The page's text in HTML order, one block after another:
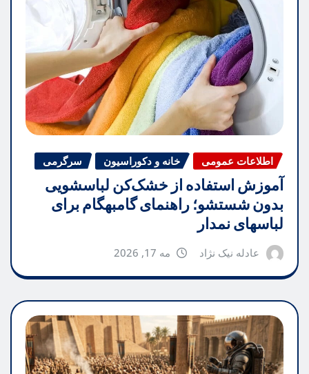
اطلاعات عمومی خانه و دکوراسیون سرگرمی
آموزش استفاده از خشک‌کن لباسشویی
بدون شستشو؛ راهنمای گامبهگام برای
لباسهای نمدار
عادله نیک نژاد مه 17, 2026